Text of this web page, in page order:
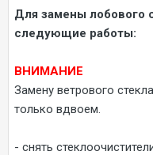
Для замены лобового
следующие работы:
ВНИМАНИЕ
Замену ветрового
только вдвоем.
- снять